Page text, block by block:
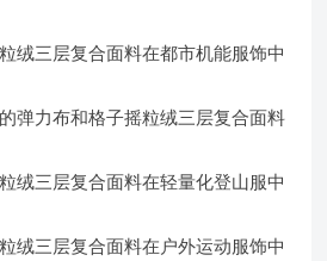
绒三层复合面料在都市机能服饰中
弹力布和格子摇粒绒三层复合面料
绒三层复合面料在轻量化登山服中
绒三层复合面料在户外运动服饰中